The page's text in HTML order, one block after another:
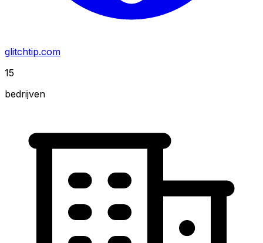
glitchtip.com
15
bedrijven